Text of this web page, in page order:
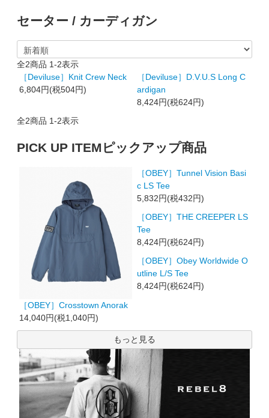
セーター / カーディガン
全2商品 1-2表示
［Deviluse］Knit Crew Neck
6,804円(税504円)
［Deviluse］D.V.U.S Long C
ardigan
8,424円(税624円)
全2商品 1-2表示
PICK UP ITEM ピックアップ商品
［OBEY］Crosstown Anorak
14,040円(税1,040円)
［OBEY］Tunnel Vision Basi
c LS Tee
5,832円(税432円)
［OBEY］THE CREEPER LS
Tee
8,424円(税624円)
［OBEY］Obey Worldwide O
utline L/S Tee
8,424円(税624円)
もっと見る